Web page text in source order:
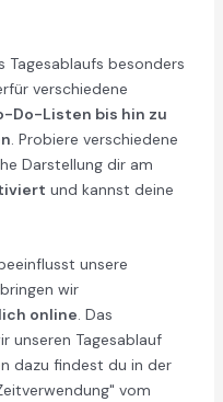
Tagesablaufs besonders
verschiedene
Do-Listen bis hin zu
. Probiere verschiedene
Darstellung dir am
und kannst deine
unsere
wir
online. Das
unseren Tagesablauf
dazu findest du in der
vom